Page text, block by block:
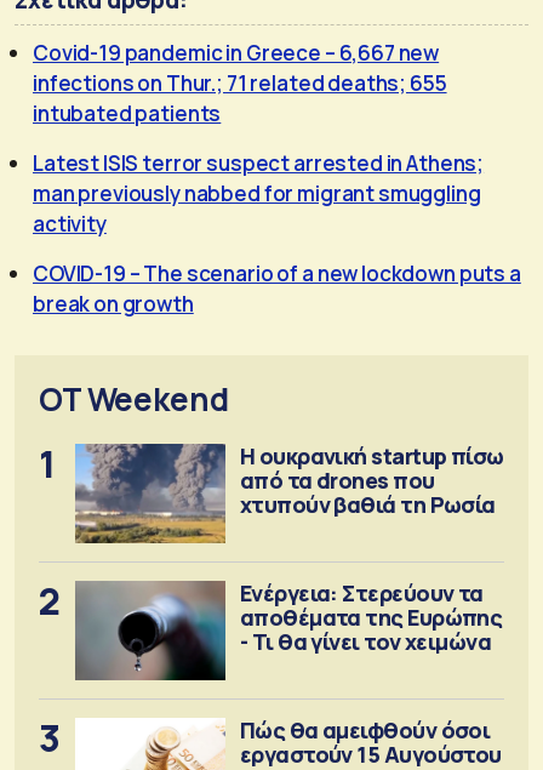
Covid-19 pandemic in Greece – 6,667 new
infections on Thur.; 71 related deaths; 655
intubated patients
Latest ISIS terror suspect arrested in Athens;
man previously nabbed for migrant smuggling
activity
COVID-19 – The scenario of a new lockdown puts a
break on growth
OT Weekend
1
Η ουκρανική startup πίσω
από τα drones που
χτυπούν βαθιά τη Ρωσία
2
Ενέργεια: Στερεύουν τα
αποθέματα της Ευρώπης
- Τι θα γίνει τον χειμώνα
3
Πώς θα αμειφθούν όσοι
εργαστούν 15 Αυγούστου